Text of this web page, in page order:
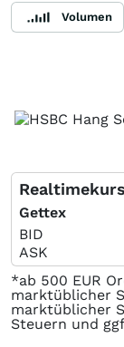
Volumen
Gettex
BID
ASK
*ab 500 EUR
marktüblicher
marktüblicher
Steuern und